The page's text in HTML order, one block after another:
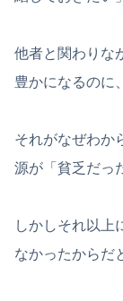
他者と関わりな
豊かになるのに
それがなぜわか
源が「貧乏だっ
しかしそれ以上
なかったからだ